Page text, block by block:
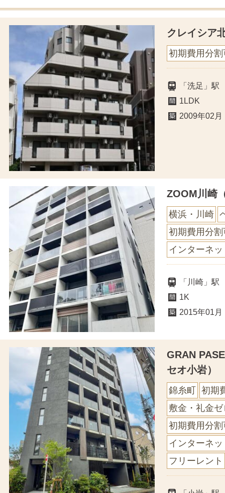
クレイシア
初期費用分割
「洗足」
1LDK
2009年02月
ZOOM川崎
横浜・川崎
初期費用分割
インターネ
「川崎」
1K
2015年01月
GRAN
セオ小岩）
錦糸町
初期
敷金・礼金ゼ
初期費用分割
インターネ
フリーレント